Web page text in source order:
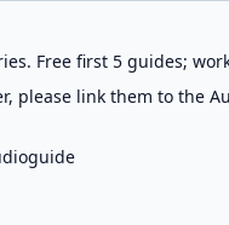
Free first 5 guides;
please link them to the